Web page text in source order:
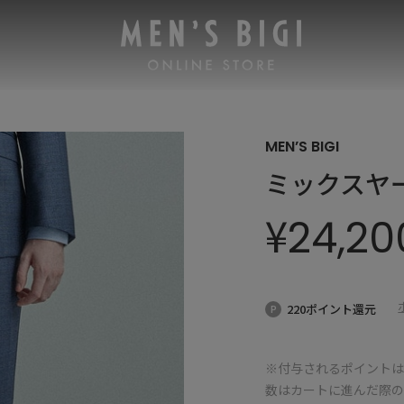
MEN’S BIGI
ミックスヤ
¥
220ポイント還元
※付与されるポイント
数はカートに進んだ際